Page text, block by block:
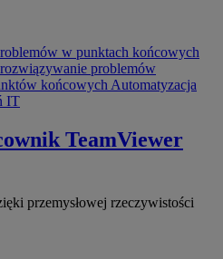
w punktach końcowych
problemów
końcowych Automatyzacja
IT
TeamViewer
przemysłowej rzeczywistości